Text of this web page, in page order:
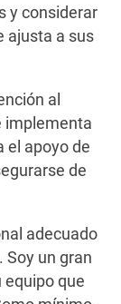
y considerar
ajusta a sus
al
implementa
el apoyo de
de
adecuado
Soy un gran
equipo que